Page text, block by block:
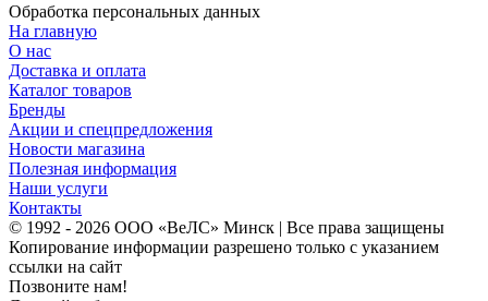
Обработка персональных данных
На главную
О нас
Доставка и оплата
Каталог товаров
Бренды
Акции и спецпредложения
Новости магазина
Полезная информация
Наши услуги
Контакты
© 1992 - 2026 ООО «ВеЛС» Минск | Все права защищены
Копирование информации разрешено только с указанием
ссылки на сайт
Позвоните нам!